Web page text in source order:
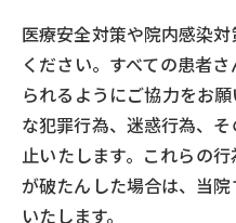
医療安全対策や院内感染
ください。すべての患者
られるようにご協力をお
な犯罪行為、迷惑行為、
止いたします。これらの
が破たんした場合は、当
いたします。